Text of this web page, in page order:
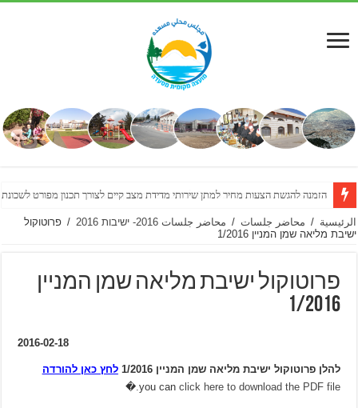
הזמנה להגשת הצעות מחיר למתן שירותי מדידת מצב קיים לצורך תכנון מפורט
الرئيسية / محاضر جلسات / محاضر جلسات 2016- ישיבות 2016 / פרוטוקול
ישיבת מליאה שמן המניין 1/2016
פרוטוקול ישיבת מליאה שמן המניין
1/2016
2016-02-18
להלן פרוטוקול ישיבת מליאה שמן המניין 1/2016
לחץ כאן להורדה
you can click here to download the PDF file.
�